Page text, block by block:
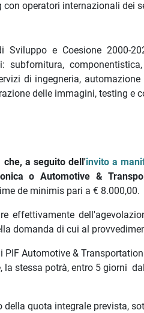
operatori internazionali dei
e Coesione 2000-
subfornitura,
di ingegneria,
delle immagini, testing e
che, a seguito dell'invito a
o Automotive &
de minimis pari a € 8.000,00.
effettivamente
domanda di cui al
Automotive &
stessa potrà, entro 5 giorni
quota integrale prevista,